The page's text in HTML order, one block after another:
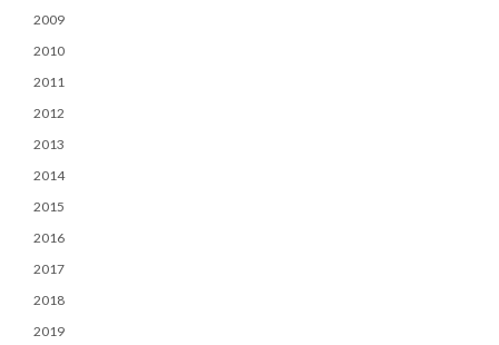
2009
2010
2011
2012
2013
2014
2015
2016
2017
2018
2019